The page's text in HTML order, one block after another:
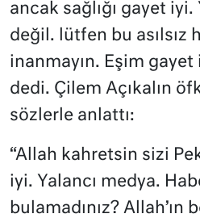
ancak sağlığı gayet iyi.
değil. lütfen bu asılsız
inanmayın. Eşim gayet
dedi. Çilem Açıkalın
sözlerle anlattı:
“Allah kahretsin sizi
iyi. Yalancı medya.
bulamadınız? Allah’ın